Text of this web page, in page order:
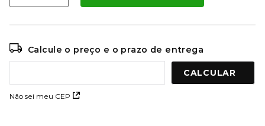
Calcule o preço e o prazo de entrega
Não sei meu CEP